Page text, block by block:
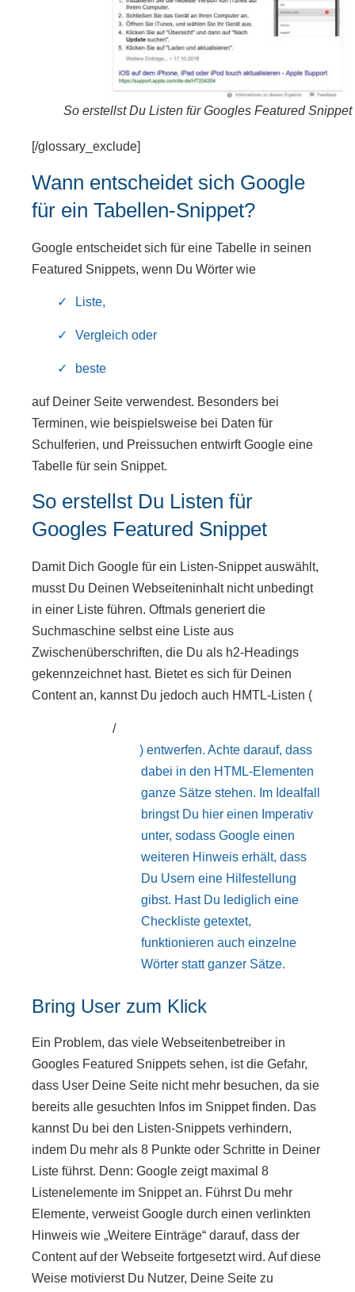
So erstellst Du Listen für Googles Featured Snippet
[/glossary_exclude]
Wann entscheidet sich Google
für ein Tabellen-Snippet?
Google entscheidet sich für eine Tabelle in seinen
Featured Snippets, wenn Du Wörter wie
Liste,
Vergleich oder
beste
auf Deiner Seite verwendest. Besonders bei
Terminen, wie beispielsweise bei Daten für
Schulferien, und Preissuchen entwirft Google eine
Tabelle für sein Snippet.
So erstellst Du Listen für
Googles Featured Snippet
Damit Dich Google für ein Listen-Snippet auswählt,
musst Du Deinen Webseiteninhalt nicht unbedingt
in einer Liste führen. Oftmals generiert die
Suchmaschine selbst eine Liste aus
Zwischenüberschriften, die Du als h2-Headings
gekennzeichnet hast. Bietet es sich für Deinen
Content an, kannst Du jedoch auch HMTL-Listen (
/
) entwerfen. Achte darauf, dass
dabei in den HTML-Elementen
ganze Sätze stehen. Im Idealfall
bringst Du hier einen Imperativ
unter, sodass Google einen
weiteren Hinweis erhält, dass
Du Usern eine Hilfestellung
gibst. Hast Du lediglich eine
Checkliste getextet,
funktionieren auch einzelne
Wörter statt ganzer Sätze.
Bring User zum Klick
Ein Problem, das viele Webseitenbetreiber in
Googles Featured Snippets sehen, ist die Gefahr,
dass User Deine Seite nicht mehr besuchen, da sie
bereits alle gesuchten Infos im Snippet finden. Das
kannst Du bei den Listen-Snippets verhindern,
indem Du mehr als 8 Punkte oder Schritte in Deiner
Liste führst. Denn: Google zeigt maximal 8
Listenelemente im Snippet an. Führst Du mehr
Elemente, verweist Google durch einen verlinkten
Hinweis wie „Weitere Einträge“ darauf, dass der
Content auf der Webseite fortgesetzt wird. Auf diese
Weise motivierst Du Nutzer, Deine Seite zu